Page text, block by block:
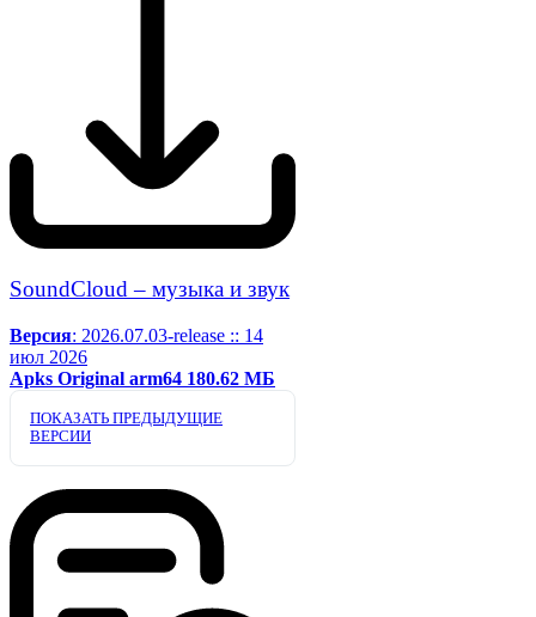
SoundCloud – музыка и звук
Версия: 2026.07.03-release :: 14
июл 2026
Apks Original arm64 180.62 МБ
ПОКАЗАТЬ ПРЕДЫДУЩИЕ
ВЕРСИИ